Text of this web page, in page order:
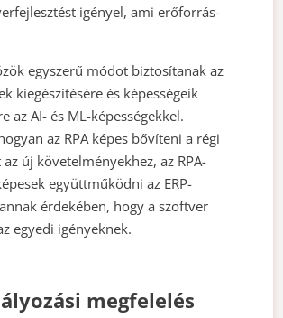
igényel, ami erőforrás-
egyszerű módot biztosítanak az
kiegészítésére és képességeik
az AI- és ML-képességekkel.
az RPA képes bővíteni a régi
új követelményekhez, az RPA-
együttműködni az ERP-
érdekében, hogy a szoftver
egyedi igényeknek.
megfelelés